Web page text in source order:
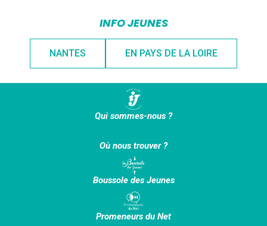
INFO JEUNES
NANTES EN PAYS DE LA LOIRE
Qui sommes-nous ?
Où nous trouver ?
Boussole des Jeunes
Promeneurs du Net